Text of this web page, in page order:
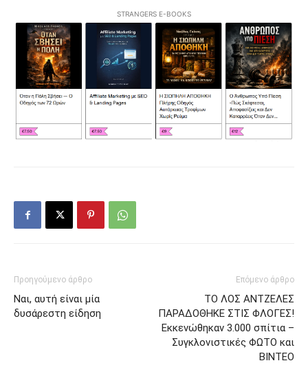
STRANGERS E-BOOKS
Προηγούμενο άρθρο
Ναι, αυτή είναι μία
δυσάρεστη είδηση
Επόμενο άρθρο
ΤΟ ΛΟΣ ΑΝΤΖΕΛΕΣ
ΠΑΡΑΔΟΘΗΚΕ ΣΤΙΣ ΦΛΟΓΕΣ!
Εκκενώθηκαν 3.000 σπίτια –
Συγκλονιστικές ΦΩΤΟ και
ΒΙΝΤΕΟ